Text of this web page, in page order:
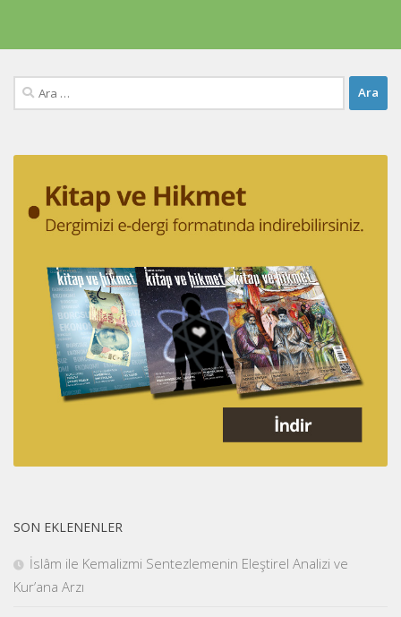
Arama:
SON EKLENENLER
İslâm ile Kemalizmi Sentezlemenin Eleştirel Analizi ve
Kur’ana Arzı